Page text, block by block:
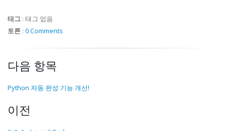
태그 : 태그 없음
토론 : 0 Comments
다음 항목
Python 자동 완성 기능 개선!
이전